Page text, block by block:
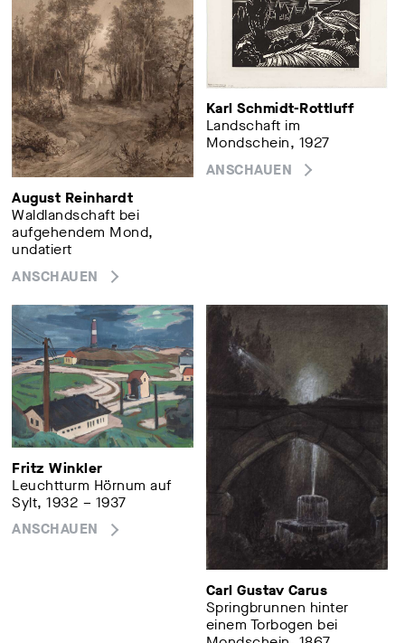
August Reinhardt
Waldlandschaft bei
aufgehendem Mond,
undatiert
ANSCHAUEN
Karl Schmidt-Rottluff
Landschaft im
Mondschein, 1927
ANSCHAUEN
Fritz Winkler
Leuchtturm Hörnum auf
Sylt, 1932 – 1937
ANSCHAUEN
Carl Gustav Carus
Springbrunnen hinter
einem Torbogen bei